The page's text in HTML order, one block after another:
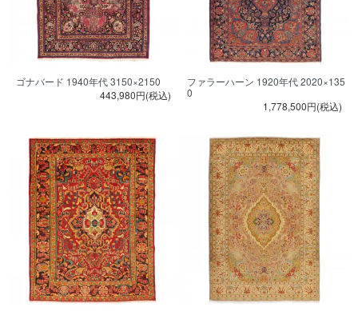
ゴナバード 1940年代 3150×2150
443,980円(税込)
ファラーハーン 1920年代 2020×135
0
1,778,500円(税込)